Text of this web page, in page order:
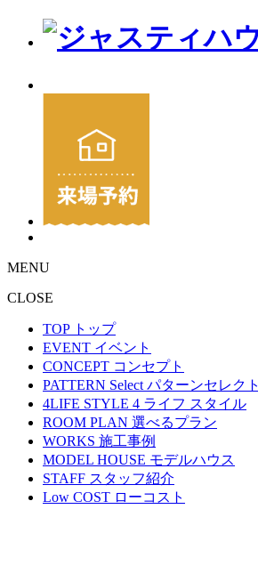
MENU
CLOSE
TOP トップ
EVENT イベント
CONCEPT コンセプト
PATTERN Select パターンセレクト
4LIFE STYLE 4 ライフ スタイル
ROOM PLAN 選べるプラン
WORKS 施工事例
MODEL HOUSE モデルハウス
STAFF スタッフ紹介
Low COST ローコスト